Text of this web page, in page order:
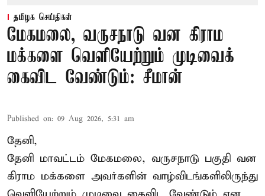
தமிழக செய்திகள்
மேகமலை, வருசநாடு வன கிராம
மக்களை வெளியேற்றும் முடிவைக்
கைவிட வேண்டும்: சீமான்
Published on: 09 Aug 2026, 5:31 am
தேனி,
தேனி மாவட்டம் மேகமலை, வருசநாடு பகுதி வன
கிராம மக்களை அவர்களின் வாழ்விடங்களிலிருந்து